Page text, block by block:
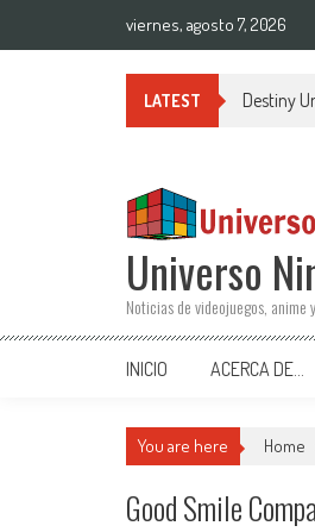
viernes, agosto 7, 2026
LATEST Destiny
Universo
Noticias de videojuegos, anime
INICIO ACERCA DE…
You are here Home
Good Smile